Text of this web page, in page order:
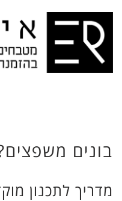
בונים
מדריך לתכנון